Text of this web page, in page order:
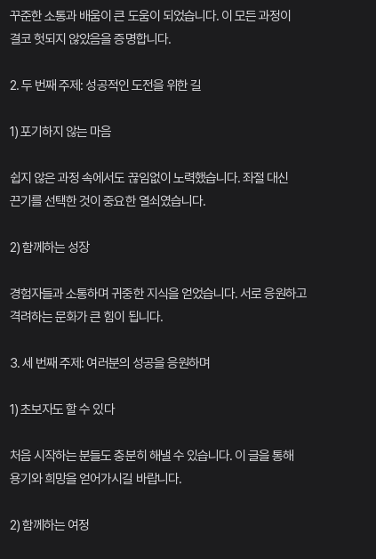
꾸준한 소통과 배움이 큰 도움이 되었습니다. 이 모든 과정이
결코 헛되지 않았음을 증명합니다.
2. 두 번째 주제: 성공적인 도전을 위한 길
1) 포기하지 않는 마음
쉽지 않은 과정 속에서도 끊임없이 노력했습니다. 좌절 대신
끈기를 선택한 것이 중요한 열쇠였습니다.
2) 함께하는 성장
경험자들과 소통하며 귀중한 지식을 얻었습니다. 서로 응원하고
격려하는 문화가 큰 힘이 됩니다.
3. 세 번째 주제: 여러분의 성공을 응원하며
1) 초보자도 할 수 있다
처음 시작하는 분들도 충분히 해낼 수 있습니다. 이 글을 통해
용기와 희망을 얻어가시길 바랍니다.
2) 함께하는 여정